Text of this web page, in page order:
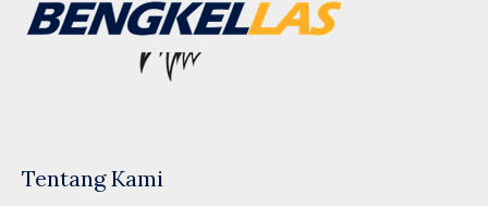
Tentang Kami